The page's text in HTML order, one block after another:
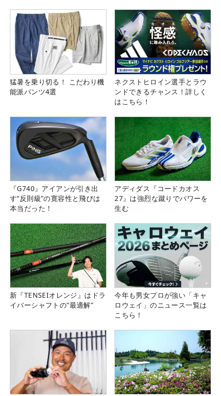
猛暑を乗り切る！ こだわり機
能派パンツ4選
ネクストヒロイン選手とラウ
ンドできるチャンス！詳しく
はこちら！
『G740』アイアンが引き出
す“反則級”の寛容性と飛びは
本当だった！
アディダス『コードカオス
27』は強烈な蹴りでパワーを
生む
新『TENSEIオレンジ』はドラ
イバーシャフトの“最適解”
今年も男女プロが強い「キャ
ロウェイ」のニュース一覧は
こちら！